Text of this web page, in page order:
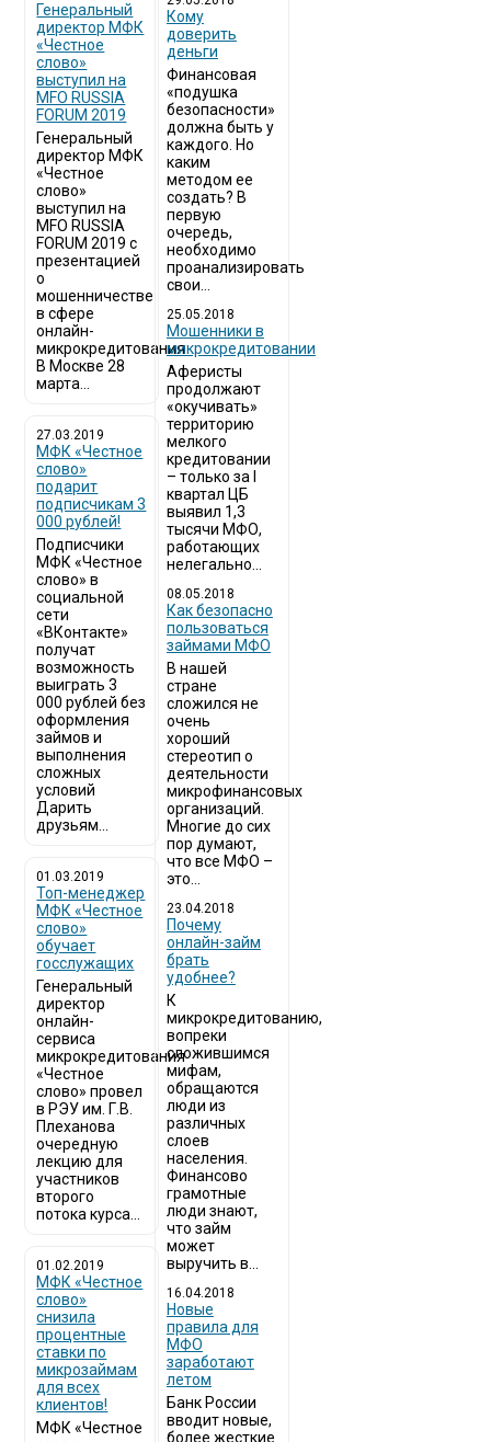
Генеральный
директор МФК
«Честное
слово»
выступил на
MFO RUSSIA
FORUM 2019
Генеральный
директор МФК
«Честное
слово»
выступил на
MFO RUSSIA
FORUM 2019 с
презентацией
о
мошенничестве
в сфере
онлайн-
микрокредитования
В Москве 28
марта...
27.03.2019
МФК «Честное
слово»
подарит
подписчикам 3
000 рублей!
Подписчики
МФК «Честное
слово» в
социальной
сети
«ВКонтакте»
получат
возможность
выиграть 3
000 рублей без
оформления
займов и
выполнения
сложных
условий
Дарить
друзьям...
01.03.2019
Топ-менеджер
МФК «Честное
слово»
обучает
госслужащих
Генеральный
директор
онлайн-
сервиса
микрокредитования
«Честное
слово» провел
в РЭУ им. Г.В.
Плеханова
очередную
лекцию для
участников
второго
потока курса...
01.02.2019
МФК «Честное
слово»
снизила
процентные
ставки по
микрозаймам
для всех
клиентов!
МФК «Честное
Кому
доверить
деньги
Финансовая
«подушка
безопасности»
должна быть у
каждого. Но
каким
методом ее
создать? В
первую
очередь,
необходимо
проанализировать
свои...
25.05.2018
Мошенники в
микрокредитовании
Аферисты
продолжают
«окучивать»
территорию
мелкого
кредитовании
– только за I
квартал ЦБ
выявил 1,3
тысячи МФО,
работающих
нелегально...
08.05.2018
Как безопасно
пользоваться
займами МФО
В нашей
стране
сложился не
очень
хороший
стереотип о
деятельности
микрофинансовых
организаций.
Многие до сих
пор думают,
что все МФО –
это...
23.04.2018
Почему
онлайн-займ
брать
удобнее?
К
микрокредитованию,
вопреки
сложившимся
мифам,
обращаются
люди из
различных
слоев
населения.
Финансово
грамотные
люди знают,
что займ
может
выручить в...
16.04.2018
Новые
правила для
МФО
заработают
летом
Банк России
вводит новые,
более жесткие